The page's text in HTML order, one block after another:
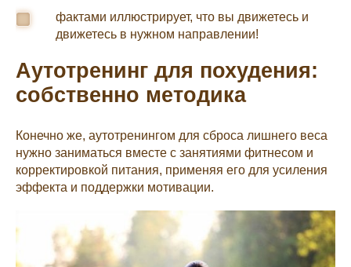
фактами иллюстрирует, что вы движетесь и
движетесь в нужном направлении!
Аутотренинг для похудения:
собственно методика
Конечно же, аутотренингом для сброса лишнего веса
нужно заниматься вместе с занятиями фитнесом и
корректировкой питания, применяя его для усиления
эффекта и поддержки мотивации.